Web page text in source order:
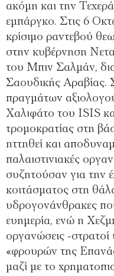
ακόμη και την
εμπάργκο. Στις 6
κρίσιμο ραντεβού
στην κυβέρνηση
του Μπιν Σαλμάν,
Σαουδικής Αραβίας.
πραγμάτων
Χαλιφάτο του ISIS
τρομοκρατίας στη
ηττηθεί και
παλαιστινιακές
συζητούσαν για την
κοιτάσματος στη
υδρογονάνθρακες
ευημερία, ενώ η
οργανώσεις -
«φρουρών της
μαζί με το